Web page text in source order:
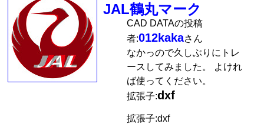
JAL鶴丸マーク
CAD DATAの投稿
者:012kakaさん
なかっので久しぶりにトレ
ースしてみました。 よけれ
ば使ってください。
拡張子:dxf
拡張子:dxf